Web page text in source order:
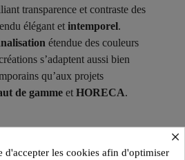
transparence et contraste des
élégant et intemporel.
étendue des couleurs
s’adaptent aussi bien
qu’aux projets
de gamme et HORECA.
×
d'accepter les cookies afin d'optimiser